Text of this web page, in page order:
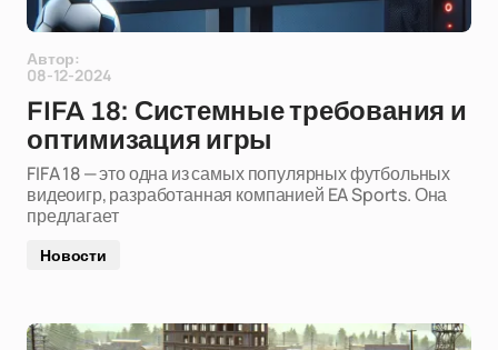
Автор:
08-12-2024
FIFA 18: Системные требования и
оптимизация игры
FIFA 18 — это одна из самых популярных футбольных
видеоигр, разработанная компанией EA Sports. Она
предлагает
Новости